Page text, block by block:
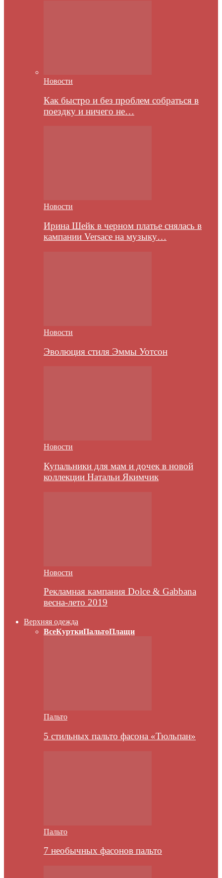
Новости
Как быстро и без проблем собраться в
поездку и ничего не…
Новости
Ирина Шейк в черном платье снялась в
кампании Versace на музыку…
Новости
Эволюция стиля Эммы Уотсон
Новости
Купальники для мам и дочек в новой
коллекции Натальи Якимчик
Новости
Рекламная кампания Dolce & Gabbana
весна-лето 2019
Верхняя одежда
ВсеКурткиПальтоПлащи
Пальто
5 стильных пальто фасона «Тюльпан»
Пальто
7 необычных фасонов пальто